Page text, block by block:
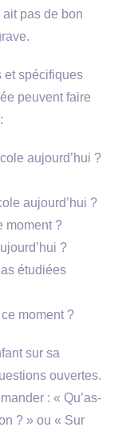
ait pas de bon
et spécifiques
peuvent faire
aujourd’hui ?
aujourd’hui ?
moment ?
?
étudiées
moment ?
sur sa
ouvertes.
: « Qu’as-
? » ou « Sur